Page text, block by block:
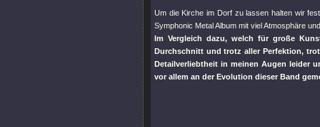
Um die Kirche im Dorf zu lassen halten wir
Symphonic Metal Album mit viel Atmosphäre
Im Vergleich dazu, welch für große
Durchschnitt und trotz aller Perfektion,
Detailverliebtheit in meinen Augen leider
vor allem an der Evolution dieser Band